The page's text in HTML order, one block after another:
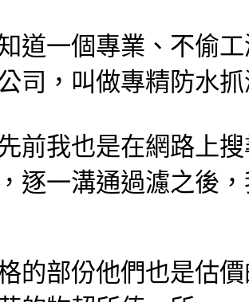
道一個專業、不偷
司，叫做專精 防水
先前我也是在網路上
逐一溝通過濾之後
的部份他們也是估